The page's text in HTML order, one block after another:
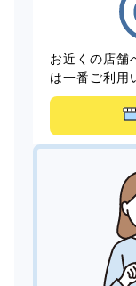
お近くの店舗
は一番ご利用